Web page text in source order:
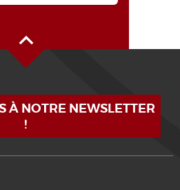
À NOTRE NEWSLETTER
!